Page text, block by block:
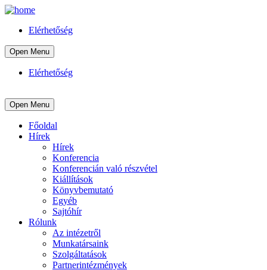
Elérhetőség
Open Menu
Elérhetőség
Open Menu
Főoldal
Hírek
Hírek
Konferencia
Konferencián való részvétel
Kiállítások
Könyvbemutató
Egyéb
Sajtóhír
Rólunk
Az intézetről
Munkatársaink
Szolgáltatások
Partnerintézmények